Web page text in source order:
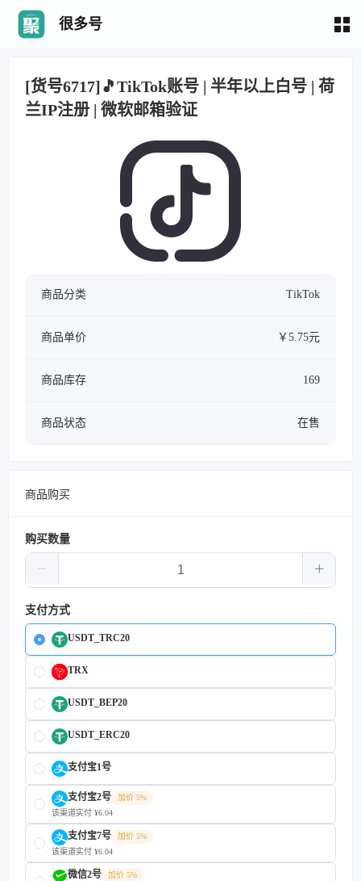
很多号
[货号6717]🎵TikTok账号 | 半年以上白号 | 荷
兰IP注册 | 微软邮箱验证
商品分类 TikTok
商品单价 ￥5.75元
商品库存 169
商品状态 在售
商品购买
购买数量
支付方式
USDT_TRC20
TRX
USDT_BEP20
USDT_ERC20
支付宝1号
支付宝2号
加价 5%
该渠道实付 ¥6.04
支付宝7号
加价 5%
该渠道实付 ¥6.04
微信2号
加价 5%